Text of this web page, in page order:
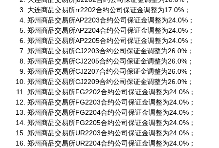
大连商品交易所rr2202合约公司保证金调整为17.0%；
郑州商品交易所AP2203合约公司保证金调整为24.0%；
郑州商品交易所AP2204合约公司保证金调整为24.0%；
郑州商品交易所AP2205合约公司保证金调整为24.0%；
郑州商品交易所CJ2203合约公司保证金调整为26.0%；
郑州商品交易所CJ2205合约公司保证金调整为26.0%；
郑州商品交易所CJ2207合约公司保证金调整为26.0%；
郑州商品交易所CJ2209合约公司保证金调整为26.0%；
郑州商品交易所FG2202合约公司保证金调整为24.0%；
郑州商品交易所FG2203合约公司保证金调整为24.0%；
郑州商品交易所FG2204合约公司保证金调整为24.0%；
郑州商品交易所FG2205合约公司保证金调整为24.0%；
郑州商品交易所UR2203合约公司保证金调整为24.0%；
郑州商品交易所UR2204合约公司保证金调整为24.0%；